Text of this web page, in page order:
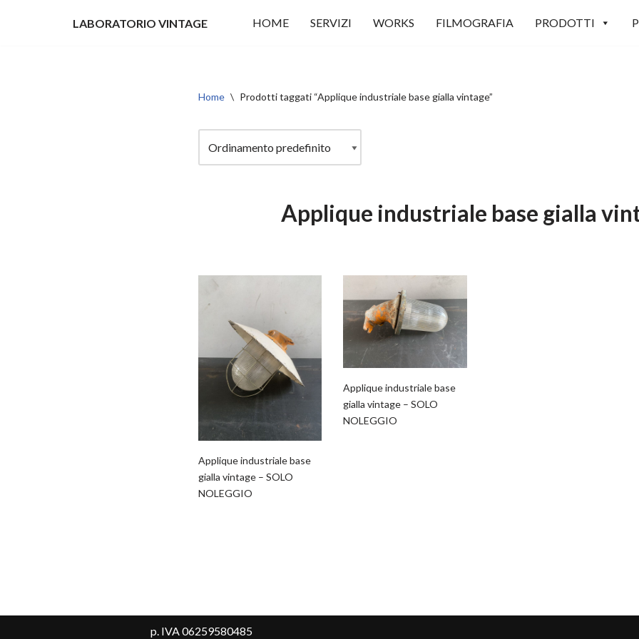
LABORATORIO VINTAGE HOME SERVIZI WORKS FILMOGRAFIA PRODOTTI
Home \ Prodotti taggati “Applique industriale base gialla vintage”
Applique industriale base gialla
Applique industriale base
gialla vintage – SOLO
NOLEGGIO
Applique industriale base
gialla vintage – SOLO
NOLEGGIO
p. IVA 06259580485